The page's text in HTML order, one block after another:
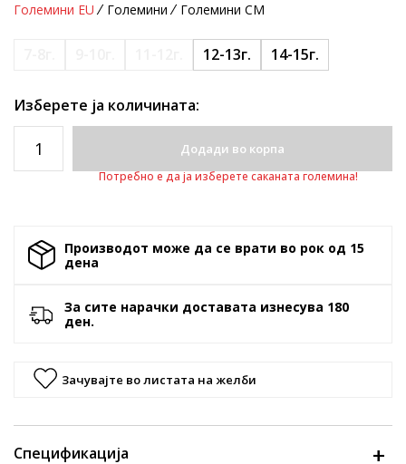
Големини EU Големини Големини CM
12-13г. 14-15г.
Изберете ја количината:
Додади во корпа
Потребно е да ја изберете саканата големина!
Производот може да се врати во рок од 15
денa
За сите нарачки доставата изнесува 180
ден.
Зачувајте во листата на желби
Спецификација